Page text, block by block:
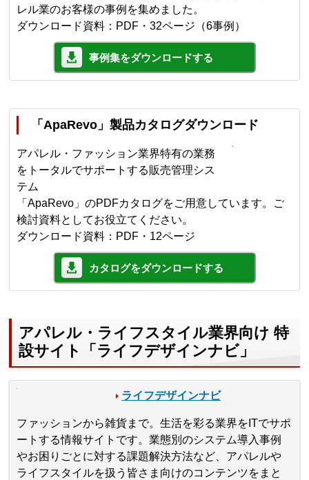
レル業のお客様の事例を集めました。
ダウンロード資料：PDF・32ページ（6事例）
事例集をダウンロードする
「ApaRevo」製品カタログダウンロード
アパレル・ファッション業界特有の業務
をトータルでサポートする販売管理シス
テム
「ApaRevo」のPDFカタログをご用意しています。ご
検討資料としてお役立てください。
ダウンロード資料：PDF・12ページ
カタログをダウンロードする
アパレル・ライフスタイル業界向け 特
設サイト「ライフデザインナビ」
ライフデザインナビ
ファッションから雑貨まで。生活を彩る業界をITでサポ
ートする情報サイトです。業態別のシステム導入事例
やお困りごとに対する課題解決方法など、アパレルや
ライフスタイルを扱う皆さま向けのコンテンツをまと